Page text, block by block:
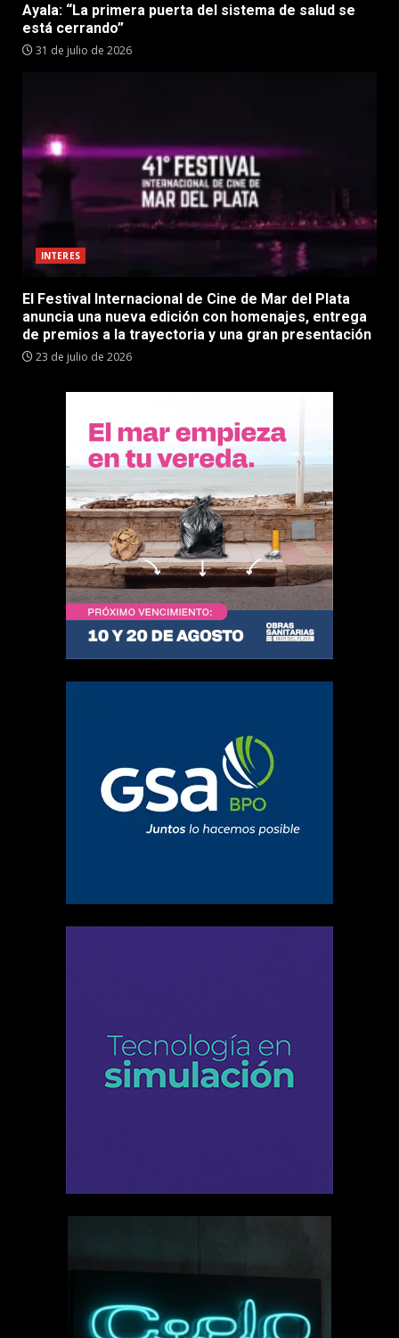
Ayala: “La primera puerta del sistema de salud se
está cerrando”
31 de julio de 2026
INTERES
El Festival Internacional de Cine de Mar del Plata
anuncia una nueva edición con homenajes, entrega
de premios a la trayectoria y una gran presentación
23 de julio de 2026